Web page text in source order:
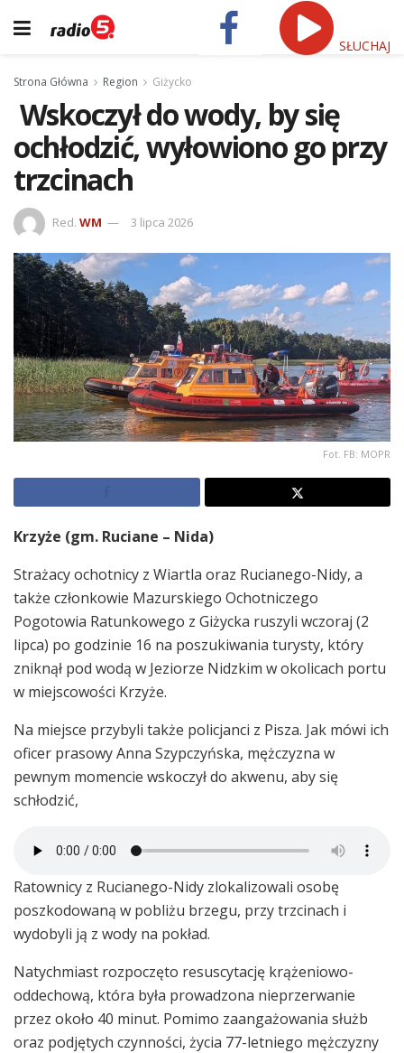
SŁUCHAJ
Strona Główna Region Giżycko
Wskoczył do wody, by się
ochłodzić, wyłowiono go przy
trzcinach
Red. WM 3 lipca 2026
Fot. FB: MOPR
Krzyże (gm. Ruciane – Nida)
Strażacy ochotnicy z Wiartla oraz Rucianego-Nidy, a
także członkowie Mazurskiego Ochotniczego
Pogotowia Ratunkowego z Giżycka ruszyli wczoraj (2
lipca) po godzinie 16 na poszukiwania turysty, który
zniknął pod wodą w Jeziorze Nidzkim w okolicach portu
w miejscowości Krzyże.
Na miejsce przybyli także policjanci z Pisza. Jak mówi ich
oficer prasowy Anna Szypczyńska, mężczyzna w
pewnym momencie wskoczył do akwenu, aby się
schłodzić,
Ratownicy z Rucianego-Nidy zlokalizowali osobę
poszkodowaną w pobliżu brzegu, przy trzcinach i
wydobyli ją z wody na pokład.
Natychmiast rozpoczęto resuscytację krążeniowo-
oddechową, która była prowadzona nieprzerwanie
przez około 40 minut. Pomimo zaangażowania służb
oraz podjętych czynności, życia 77-letniego mężczyzny